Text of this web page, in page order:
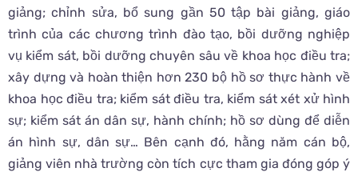
giảng; chỉnh sửa, bổ sung gần 50 tập bài giảng, giáo
trình của các chương trình đào tạo, bồi dưỡng nghiệp
vụ kiểm sát, bồi dưỡng chuyên sâu về khoa học điều tra;
xây dựng và hoàn thiện hơn 230 bộ hồ sơ thực hành về
khoa học điều tra; kiểm sát điều tra, kiểm sát xét xử hình
sự; kiểm sát án dân sự, hành chính; hồ sơ dùng để diễn
án hình sự, dân sự… Bên cạnh đó, hằng năm cán bộ,
giảng viên nhà trường còn tích cực tham gia đóng góp ý